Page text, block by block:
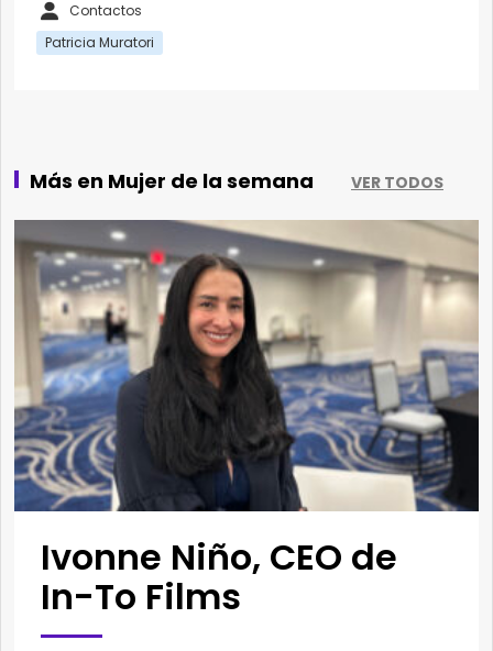
Contactos
Patricia Muratori
Más en Mujer de la semana VER TODOS
Ivonne Niño, CEO de
In-To Films